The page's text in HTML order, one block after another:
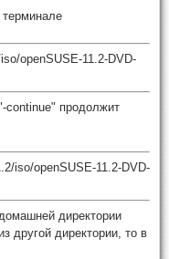
openSUSE-11.2-DVD-
continue" продолжит
iso/openSUSE-11.2-DVD-
директории
другой директории, то в